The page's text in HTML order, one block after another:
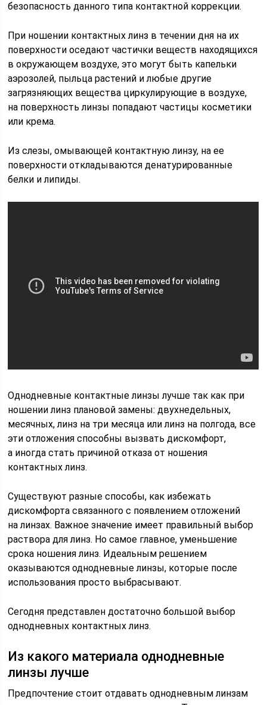
безопасность данного типа контактной коррекции.
При ношении контактных линз в течении дня на их
поверхности оседают частички веществ находящихся
в окружающем воздухе, это могут быть капельки
аэрозолей, пыльца растений и любые другие
загрязняющих вещества циркулирующие в воздухе,
на поверхность линзы попадают частицы косметики
или крема.
Из слезы, омывающей контактную линзу, на ее
поверхности откладываются денатурированные
белки и липиды.
Однодневные контактные линзы лучше так как при
ношении линз плановой замены: двухнедельных,
месячных, линз на три месяца или линз на полгода, все
эти отложения способны вызвать дискомфорт,
а иногда стать причиной отказа от ношения
контактных линз.
Существуют разные способы, как избежать
дискомфорта связанного с появлением отложений
на линзах. Важное значение имеет правильный выбор
раствора для линз. Но самое главное, уменьшение
срока ношения линз. Идеальным решением
оказываются однодневные линзы, которые после
использования просто выбрасывают.
Сегодня представлен достаточно большой выбор
однодневных контактных линз.
Из какого материала однодневные
линзы лучше
Предпочтение стоит отдавать однодневным линзам